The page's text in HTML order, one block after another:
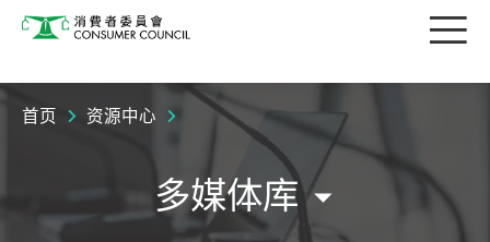
消费者委员会 目
首页 资源中心
多媒体库